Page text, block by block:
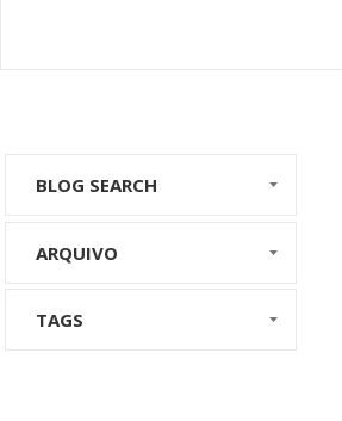
BLOG SEARCH
ARQUIVO
TAGS